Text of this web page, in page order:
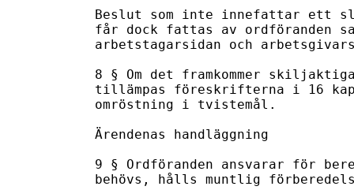
Beslut som inte innefattar ett
får dock fattas av ordföranden
arbetstagarsidan och
8 § Om det framkommer
tillämpas föreskrifterna i 16
omröstning i tvistemål.
Ärendenas handläggning
9 § Ordföranden ansvarar för
behövs, hålls muntlig